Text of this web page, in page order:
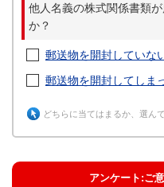
他人名義の株式関係書類
か？
郵送物を開封していな
郵送物を開封してしま
どちらに当てはまるか、選ん
アンケート:ご